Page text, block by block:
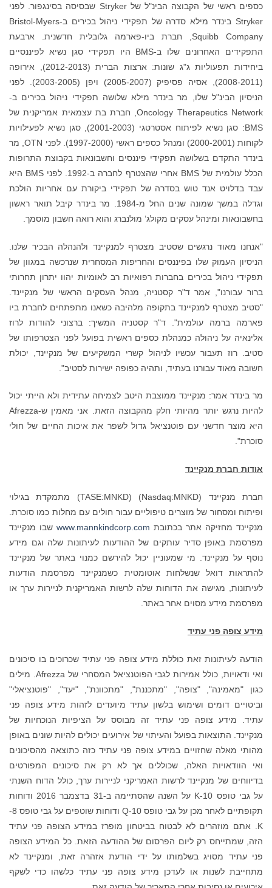
כספים ראשי של הקבוצה הבינ"ל של Stryker שבסיסה בסינגפור. לפני
Stryker בינדר מילא סדרה של תפקידי ניהול בכירים ב-Bristol-Myers
Squibb Company, חברת ביו-פארמה גלובלית חדשנית. ארבעת
התפקידים האחרונים שלו ב-BMS היו תפקידי סגן נשיא לפיננסיים
ביחידות תפעוליות ג"ג שונות: ארצות הברית (2012-2013), אירופה
(2008-2011), אסיה פסיפיק (2005-2007) ויפן (2003-2005). לפני
הניסיון הבינ"ל שלו, מר בינדר מילא שלושה תפקידי ניהול בכירים ב-
Oncology Therapeutics Network, חברת בת עצמאית אמריקנית של
BMS: סגן נשיא לפיתוח אסטרטגי (2001-2003), סגן נשיא לפעילויות
לקוחות (2000-2001) ומנהל כספים ראשי (1997-2000). לפני OTN, מר
בינדר התקדם בשלושה תפקידי פיננסים וחשבונאות בקבוצת התרופות
הכלל עולמית של BMS אחרי שהצטרף לחברה ב-1992. לפני BMS היא
עבד בדלויט אנד טוש בסדרה של תפקידי ביקורת עם אחריות הולכת
וגדלה במשך שמונה שנים החל מ-1984. מר בינדר קיבל תואר ראשון
בחשבונאות ומינהל עסקים מקולג‘ מולנברג והוא רואה חשבון מוסמך.
"אנחנו מאוד נרגשים שסטיב מצטרף למנקיינד ולהנהלה הבכיר שלנו.
הניסיון העמוק שלו בפיננסים והחריפות המסחרית שנרכשה במגוון של
תפקידי ניהול בכירים בחברות רפואיות רב לאומיות יהוו יתרון תחרותי
ברור עבורנו", אמר ד"ר קסטניה, מנהל העסקים הראשי של מנקיינד.
"סטיב מצטרף למנקיינד בתקופה מלהיבה כשאנו מתפתחים לחברת ביו
פארמה ברמה עולמית". ד"ר קסטניה המשיך: ברצוני להודות לרוז
אלינאיה על ניהולה כמנהלת כספים ראשית בפועל לפני הצטרפותו של
סטיב. רוז תעבור עכשיו לניהול קשרי המשקיעים של מנקיינד, יכולת
חשובה מאוד עבורנו בעתיד, ותהיה כפופה ישירות לסטיב".
מר בינדר אמר: מנקיינד ממוצבת היטב לצמיחה עתידית ולא הייתי יכול
להיות נרגש יותר מהיותי חלק מהקבוצה הזאת. אני מאמין ש-Afrezza
היא מוצר חדשני עם פוטנציאל גדול לשפר את איכות החיים של חולי
סוכרת".
אודות חברת מנקיינד
חברת מנקיינד (Nasdaq:MNKD) (TASE:MNKD) מתמקדת בגילוי
ופיתוח ומסחור של מוצרים טיפוליים עבור חולים עם מחלות כמו סוכרת.
מנקיינד מחזיקה אתר בכתובת www.mannkindcorp.com שבו מנקיינד
מפרסמת באופן סדיר עותקים של ההודעות לעיתונות שלה וגם מידע
נוסף על מנקיינד. מי שמעוניין יכול להירשם כמנוי באתר של מנקיינד
להתראות דואל שנשלחות אוטומטית כשמנקיינד מפרסמת הודעות
לעיתונות, מגישה את הדוחות שלה לרשות האמריקנית לניירות ערך או
מפרסמת מידע מסוים אחר באתר.
מידע צופה פני עתיד
הודעה לעיתונות זאת כוללת מידע צופה פני עתיד שכרוכים בו סיכונים
ואי ודאויות, כולל אמירות לגבי הפוטנציאל המסחרי של Afrezza. מילים
כגון "מאמינה", "צופה", "מתכננת", "מתכוונת", "יעד", "פוטנציאלי"
וביטויים דומים ושימוש בלשון עתיד מיועדים לזהות מידע צופה פני
עתיד. מידע צופה פני עתיד זה מבוסס על הציפיות הנוכחיות של
מנקיינד. התוצאות בפועל והעיתוי של אירועים יכולים להיות שונים באופן
מהותי מאלה שחזויים במידע צופה פני עתיד כזה כתוצאה מהסיכונים
ואי הוודאויות האלה, שכוללים אך לא רק את סיכונים המפורטים
בדיווחים של מנקיינד לרשות האמריקני לניירות ערך, כולל הדוח השנתי
על גבי טופס 10-K על השנה שהסתיימה ב-31 בדצמבר 2016 ודוחות
תקופתיים לאחר מכן על גבי טופס 10-Q ודוחות שוטפים על גבי טופס 8-
K. אתם מוזהרים לא לבטוח בביטחון מופרז במידע הצופה פני עתיד
הזה, שמתייחס רק ליום הפרסום של ההודעה הזאת. כל המידע הצופה
פני עתיד מסויג בשלמותו על ידי הודעת אזהרה זאת, ומנקיינד לא
מתחייבת לשנות או לעדכן מידע צופה פני עתיד כלשהו כדי לשקף